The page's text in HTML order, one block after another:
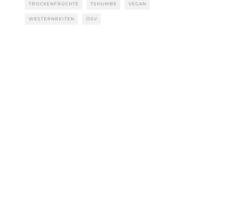
TROCKENFRÜCHTE TSHUMBE VEGAN
WESTERNREITEN ÖSV